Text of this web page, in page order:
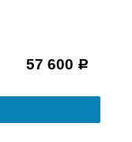
57 600 Р